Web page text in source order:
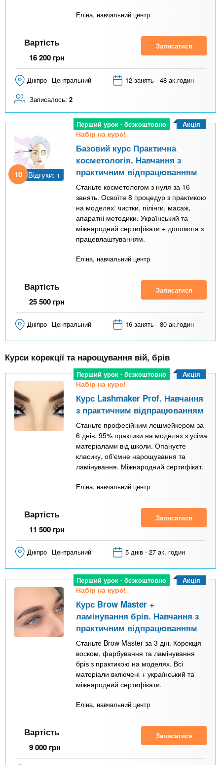
Еліна, навчальний центр
Вартість
16 200 грн
Записатися
Дніпро Центральний 12 занять - 48 ак.годин
Записалось: 2
Перший урок - безкоштовно
10 Відгуки: 1
Набір на курс!
Базовий курс Практична
косметологія. Навчання з
практичним відпрацюванням
Станьте косметологом з нуля за 16
занять. Освоїте 8 процедур з практикою
на моделях: чистки, пілінги, масаж,
апаратні методики. Український та
міжнародний сертифікати + допомога з
працевлаштуванням.
Еліна, навчальний центр
Акція
Вартість
25 500 грн
Записатися
Дніпро Центральний 16 занять - 80 ак.годин
Курси корекції та нарощування вій, брів
Перший урок - безкоштовно
Набір на курс!
Курс Lashmaker Prof. Навчання
з практичним відпрацюванням
Станьте професійним лешмейкером за
6 днів. 95% практики на моделях з усіма
матеріалами від школи. Опануєте
класику, об'ємне нарощування та
ламінування. Міжнародний сертифікат.
Еліна, навчальний центр
Акція
Вартість
11 500 грн
Записатися
Дніпро Центральний 5 днів - 27 ак. годин
Перший урок - безкоштовно
Набір на курс!
Курс Brow Master +
ламінування брів. Навчання з
практичним відпрацюванням
Станьте Brow Master за 3 дні. Корекція
воском, фарбування та ламінування
брів з практикою на моделях. Всі
матеріали включені + український та
міжнародний сертифікати.
Еліна, навчальний центр
Акція
Вартість
9 000 грн
Записатися